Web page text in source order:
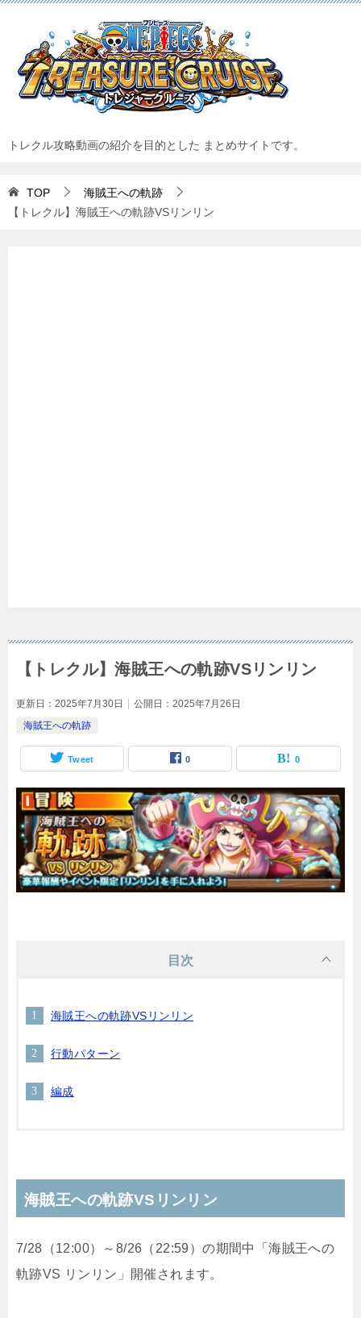
トレクル攻略動画の紹介を目的とした まとめサイトです。
TOP
海賊王への軌跡
【トレクル】海賊王への軌跡VSリンリン
【トレクル】海賊王への軌跡VSリンリン
更新日： 2025年7月30日 公開日： 2025年7月26日
海賊王への軌跡
Tweet 0 0
目次
海賊王への軌跡VSリンリン
行動パターン
編成
海賊王への軌跡VSリンリン
7/28（12:00）～8/26（22:59）の期間中「海賊王への
軌跡VS リンリン」開催されます。